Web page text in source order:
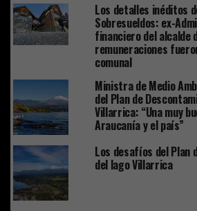
Los detalles inéditos
Sobresueldos: ex-
financiero del alcalde
remuneraciones
comunal
Ministra de Medio
del Plan de
Villarrica: “Una muy
Araucanía y el país”
Los desafíos del Plan
del lago Villarrica